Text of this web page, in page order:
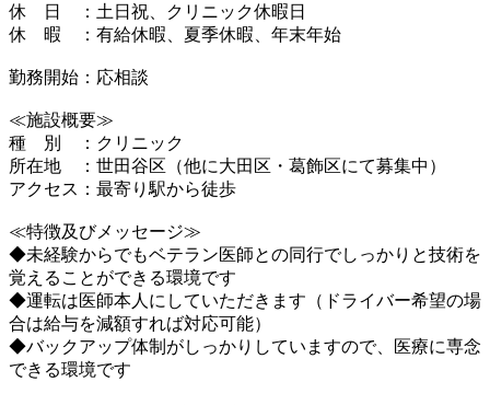
休 日 ：土日祝、クリニック休暇日
休 暇 ：有給休暇、夏季休暇、年末年始
勤務開始：応相談
≪施設概要≫
種 別 ：クリニック
所在地 ：世田谷区（他に大田区・葛飾区にて募集中）
アクセス：最寄り駅から徒歩
≪特徴及びメッセージ≫
◆未経験からでもベテラン医師との同行でしっかりと技術を
覚えることができる環境です
◆運転は医師本人にしていただきます（ドライバー希望の場
合は給与を減額すれば対応可能）
◆バックアップ体制がしっかりしていますので、医療に専念
できる環境です